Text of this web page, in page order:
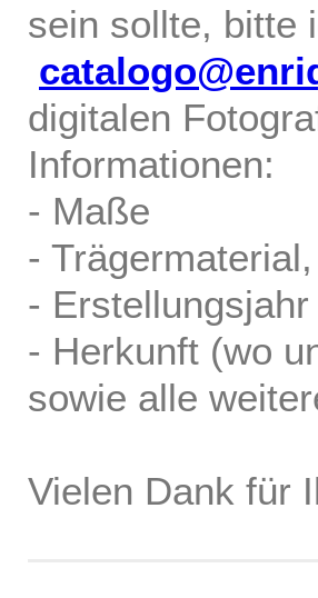
sein sollte, bitte
digitalen
Informationen:
- Maße
-
- Erstellungsjahr
- Herkunft (wo
sowie alle
Vielen Dank für